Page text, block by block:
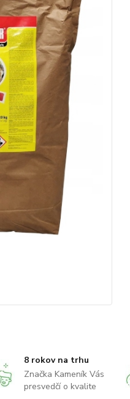
8 rokov na trhu
Značka Kameník Vás
presvedčí o kvalite